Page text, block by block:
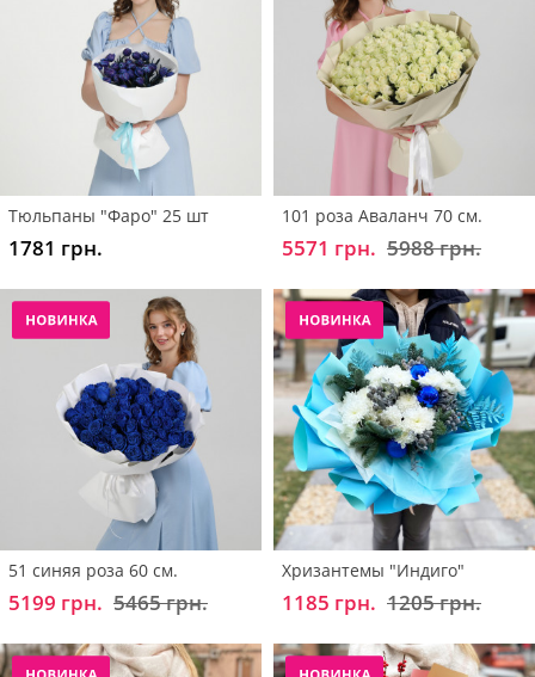
Тюльпаны "Фаро" 25 шт
1781 грн.
101 роза Аваланч 70 см.
5571 грн. 5988 грн.
51 синяя роза 60 см.
5199 грн. 5465 грн.
Хризантемы "Индиго"
1185 грн. 1205 грн.